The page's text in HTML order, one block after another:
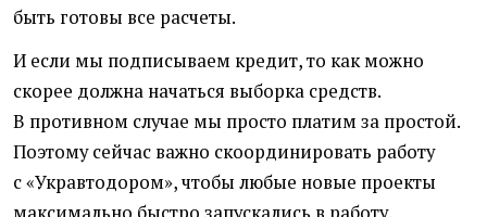
быть готовы все расчеты.
И если мы подписываем кредит, то как можно
скорее должна начаться выборка средств.
В противном случае мы просто платим за простой.
Поэтому сейчас важно скоординировать работу
с «Укравтодором», чтобы любые новые проекты